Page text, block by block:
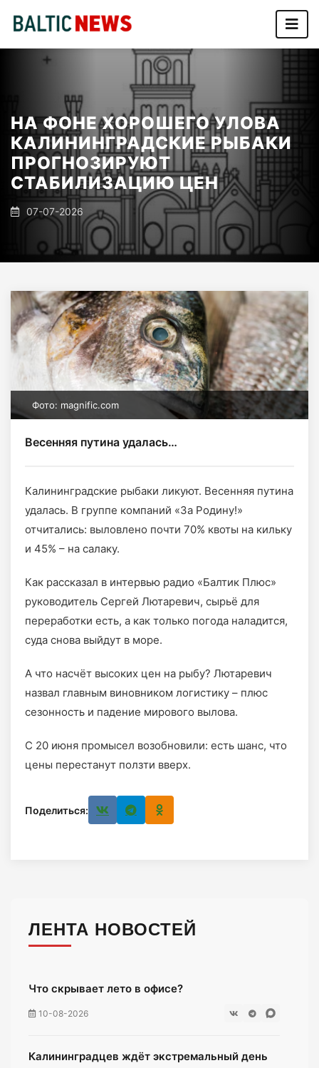
НА ФОНЕ ХОРОШЕГО УЛОВА
КАЛИНИНГРАДСКИЕ РЫБАКИ
ПРОГНОЗИРУЮТ
СТАБИЛИЗАЦИЮ ЦЕН
07-07-2026
Фото: magnific.com
Весенняя путина удалась…
Калининградские рыбаки ликуют. Весенняя путина
удалась. В группе компаний «За Родину!»
отчитались: выловлено почти 70% квоты на кильку
и 45% – на салаку.
Как рассказал в интервью радио «Балтик Плюс»
руководитель Сергей Лютаревич, сырьё для
переработки есть, а как только погода наладится,
суда снова выйдут в море.
А что насчёт высоких цен на рыбу? Лютаревич
назвал главным виновником логистику – плюс
сезонность и падение мирового вылова.
С 20 июня промысел возобновили: есть шанс, что
цены перестанут ползти вверх.
Поделиться:
ЛЕНТА НОВОСТЕЙ
Что скрывает лето в офисе?
10-08-2026
Калининградцев ждёт экстремальный день